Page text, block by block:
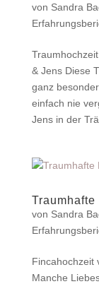
von Sandra
& Jens Diese
ganz
einfach nie
Jens in der
von Sandra
Fincahochzeit
Manche